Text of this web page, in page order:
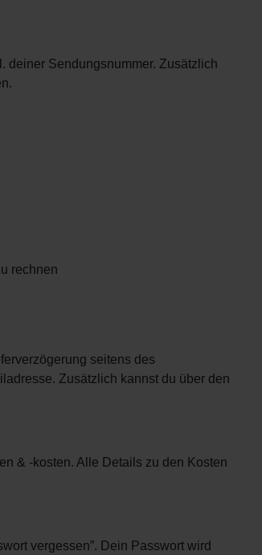
deiner Sendungsnummer. Zusätzlich
rechnen
seitens des
Zusätzlich kannst du über den
& -kosten. Alle Details zu den Kosten
vergessen”. Dein Passwort wird